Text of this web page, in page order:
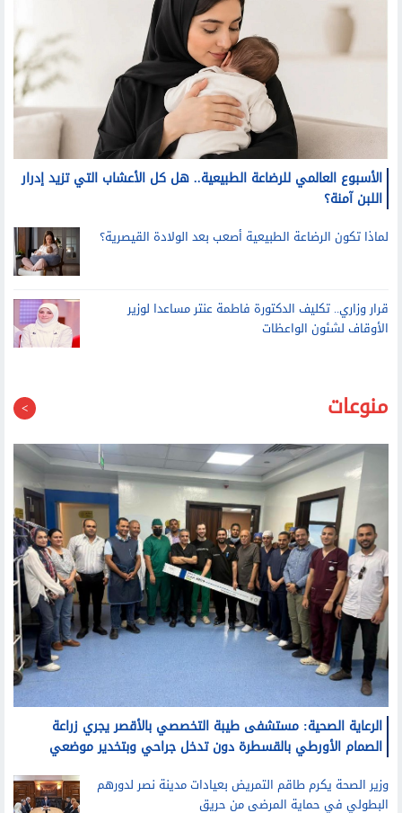
الأسبوع العالمي للرضاعة الطبيعية.. هل كل الأعشاب التي تزيد إدرار
اللبن آمنة؟
لماذا تكون الرضاعة الطبيعية أصعب بعد الولادة القيصرية؟
قرار وزاري.. تكليف الدكتورة فاطمة عنتر مساعدا لوزير
الأوقاف لشئون الواعظات
منوعات
الرعاية الصحية: مستشفى طيبة التخصصي بالأقصر يجري زراعة
الصمام الأورطي بالقسطرة دون تدخل جراحي وبتخدير موضعي
وزير الصحة يكرم طاقم التمريض بعيادات مدينة نصر لدورهم